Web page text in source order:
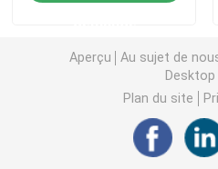
la lingotière de moulage
Les pièces d'auto de
Aperçu Au sujet de
Desktop
Plan du site